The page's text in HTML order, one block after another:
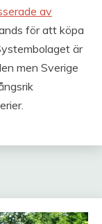
av
för att köpa
är
men Sverige